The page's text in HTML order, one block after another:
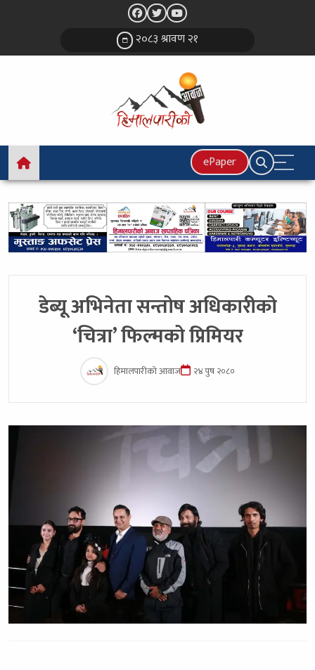
२०८३ श्रावण २१
ePaper
डेब्यू अभिनेता सन्तोष अधिकारीको
‘चित्रा’ फिल्मको प्रिमियर
हिमालपारीको आवाज २४ पुष २०८०